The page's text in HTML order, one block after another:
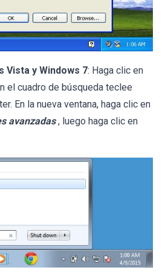
Vista y Windows 7: Haga clic en
el cuadro de búsqueda teclee
En la nueva ventana, haga clic en
avanzadas , luego haga clic en